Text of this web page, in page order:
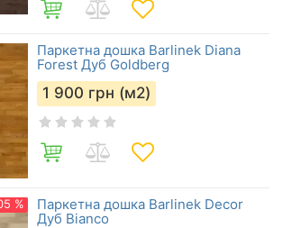
Паркетна дошка Barlinek Diana
Forest Дуб Goldberg
1 900 грн (м2)
%
Паркетна дошка Barlinek Decor
Дуб Bianco